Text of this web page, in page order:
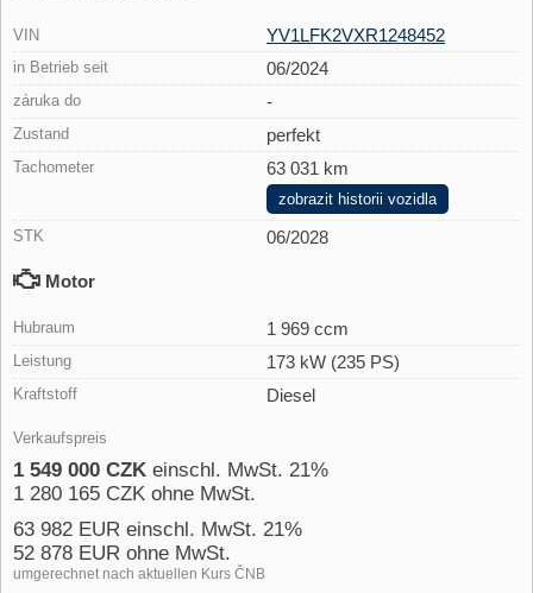
VIN YV1LFK2VXR1248452
in Betrieb seit 06/2024
záruka do -
Zustand perfekt
Tachometer 63 031 km
zobrazit historii vozidla
STK 06/2028
Motor
Hubraum 1 969 ccm
Leistung 173 kW (235 PS)
Kraftstoff Diesel
Verkaufspreis
1 549 000 CZK einschl. MwSt. 21%
1 280 165 CZK ohne MwSt.
63 982 EUR einschl. MwSt. 21%
52 878 EUR ohne MwSt.
umgerechnet nach aktuellen Kurs ČNB